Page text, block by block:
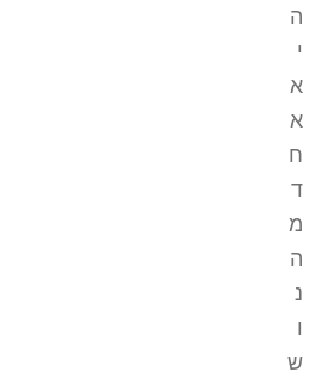
ה
י
א
א
ח
ד
מ
ה
נ
ו
ש